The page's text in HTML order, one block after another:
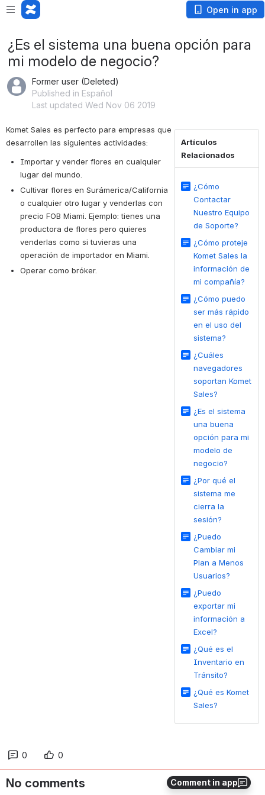
Open in app
Comment in app
¿Es el sistema una buena opción para
mi modelo de negocio?
Former user (Deleted)
Published in Español
Last updated Wed Nov 06 2019
Komet Sales es perfecto para empresas que
desarrollen las siguientes actividades:
Importar y vender flores en cualquier
lugar del mundo.
Cultivar flores en Surámerica/California
o cualquier otro lugar y venderlas con
precio FOB Miami. Ejemplo: tienes una
productora de flores pero quieres
venderlas como si tuvieras una
operación de importador en Miami.
Operar como bróker.
Artículos
Relacionados
¿Cómo
Contactar
Nuestro Equipo
de Soporte?
¿Cómo proteje
Komet Sales la
información de
mi compañía?
¿Cómo puedo
ser más rápido
en el uso del
sistema?
¿Cuáles
navegadores
soportan Komet
Sales?
¿Es el sistema
una buena
opción para mi
modelo de
negocio?
¿Por qué el
sistema me
cierra la
sesión?
¿Puedo
Cambiar mi
Plan a Menos
Usuarios?
¿Puedo
exportar mi
información a
Excel?
¿Qué es el
Inventario en
Tránsito?
¿Qué es Komet
Sales?
0 0
No comments